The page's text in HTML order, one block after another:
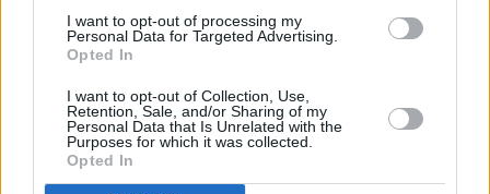
I want to opt-out of processing my
Personal Data for Targeted Advertising.
Opted In
I want to opt-out of Collection, Use,
Retention, Sale, and/or Sharing of my
Personal Data that Is Unrelated with the
Purposes for which it was collected.
Opted In